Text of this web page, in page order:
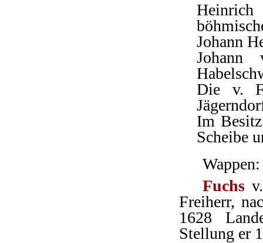
Johann
Die v.
Im
Scheibe
Fuchs
Freiherr,
1628
Stellung er